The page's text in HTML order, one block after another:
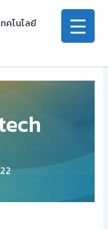
คโนโลยี